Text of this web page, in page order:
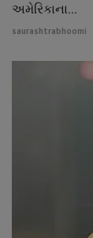
અમેરિકાના...
saurashtrabhoomi